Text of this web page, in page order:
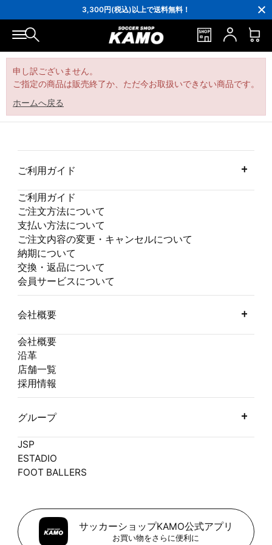
3,300円(税込)以上で送料無料！
ポイント還元率5％！プレミア会員は7％
会員の方にはお誕生月に「10％OFFクーポン」プレゼント！
16,000円(税込)以上でシューズケースプレゼント！
3,300円(税込)以上で送料無料！
申し訳ございません。
ご指定の商品は販売終了か、ただ今お取扱いできない商品です。
ホームへ戻る
ご利用ガイド
ご利用ガイド
ご注文方法について
支払い方法について
ご注文内容の変更・キャンセルについて
納期について
交換・返品について
会員サービスについて
会社概要
会社概要
沿革
店舗一覧
採用情報
グループ
JSP
ESTADIO
FOOT BALLERS
サッカーショップKAMO公式アプリ
お買い物をさらに便利に